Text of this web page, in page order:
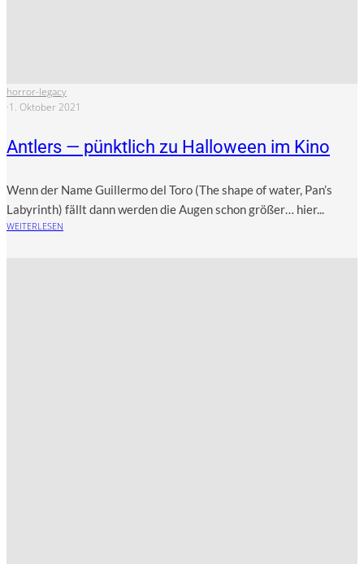
horror-legacy
·1. Oktober 2021
Antlers — pünktlich zu Halloween im Kino
Wenn der Name Guil­ler­mo del Toro (The shape of water, Pan’s
Laby­rinth) fällt dann wer­den die Augen schon grö­ßer… hier...
WEITERLESEN